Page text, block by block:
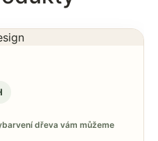
dřeva vám můžeme